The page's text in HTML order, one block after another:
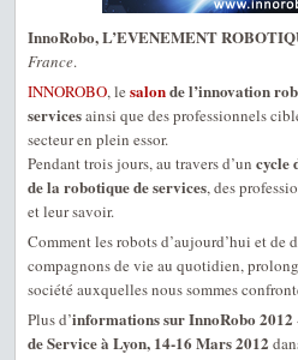
InnoRobo, L’EVENEMENT
France.
INNOROBO, le salonde l’innovation
servicesainsi que des professionnels
secteur en plein essor.
Pendant trois jours, au travers d’un cycle
de la robotique de services, des
et leur savoir.
Comment les robots d’aujourd’hui et de
compagnons de vie au quotidien,
société auxquelles nous sommes
Plus d’informations sur InnoRobo
de Service à Lyon, 14-16 Mars 2012